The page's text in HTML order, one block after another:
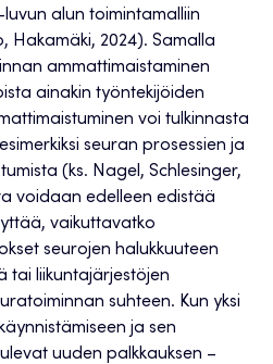
alun toimintamalliin
Hakamäki, 2024). Samalla
ammattimaistaminen
ainakin työntekijöiden
voi tulkinnasta
seuran prosessien ja
(ks. Nagel, Schlesinger,
voidaan edelleen edistää
vaikuttavatko
seurojen halukkuuteen
tai liikuntajärjestöjen
suhteen. Kun yksi
ja sen
uuden palkkauksen –